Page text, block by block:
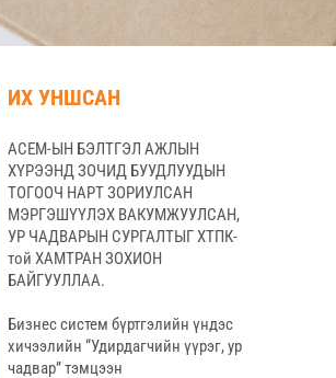
ИХ УНШСАН
АСЕМ-ЫН БЭЛТГЭЛ АЖЛЫН
ХҮРЭЭНД ЗОЧИД БУУДЛУУДЫН
ТОГООЧ НАРТ ЗОРИУЛСАН
МЭРГЭШҮҮЛЭХ ВАКУМЖУУЛСАН,
УР ЧАДВАРЫН СУРГАЛТЫГ ХТПК-
той ХАМТРАН ЗОХИОН
БАЙГУУЛЛАА.
Бизнес систем бүртгэлийн үндэс
хичээлийн “Удирдагчийн үүрэг, ур
чадвар” тэмцээн